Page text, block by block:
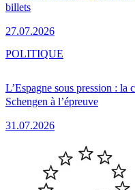
billets
27.07.2026
L’Espagne sous pression : la
Schengen à l’épreuve
31.07.2026
POLITIQUE